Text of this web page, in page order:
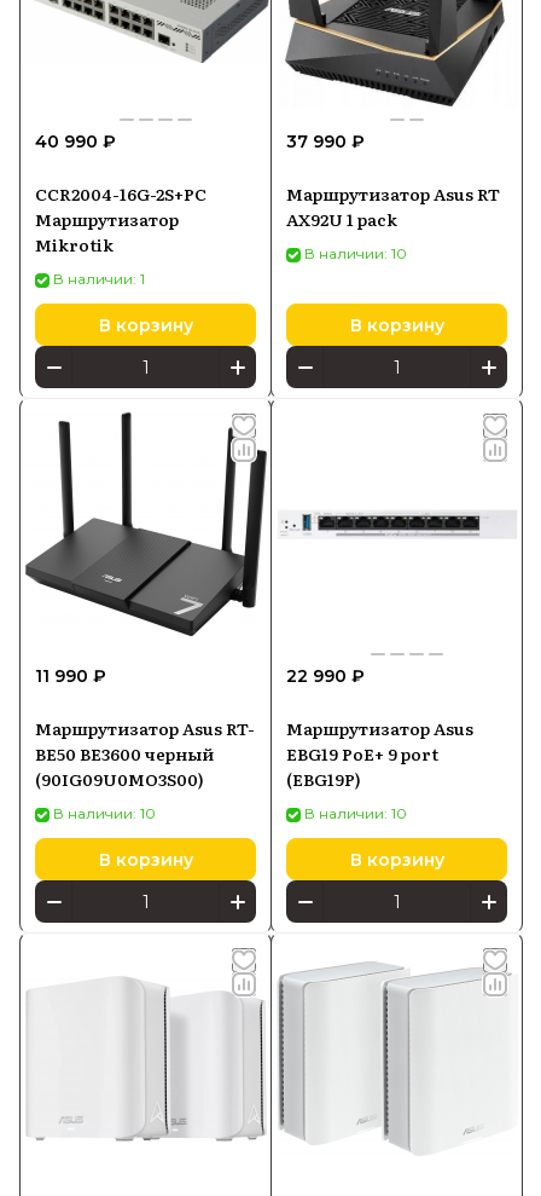
40 990 ₽
CCR2004-16G-2S+PC
Маршрутизатор
Mikrotik
В наличии: 1
В корзину
37 990 ₽
Маршрутизатор Asus RT
AX92U 1 pack
В наличии: 10
В корзину
11 990 ₽
Маршрутизатор Asus RT-
BE50 BE3600 черный
(90IG09U0MO3S00)
В наличии: 10
В корзину
22 990 ₽
Маршрутизатор Asus
EBG19 PoE+ 9 port
(EBG19P)
В наличии: 10
В корзину